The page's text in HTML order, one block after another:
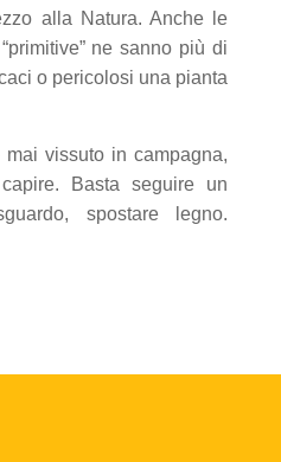
alla Natura. Anche le
ne sanno più di
o pericolosi una pianta
vissuto in campagna,
Basta seguire un
spostare legno.